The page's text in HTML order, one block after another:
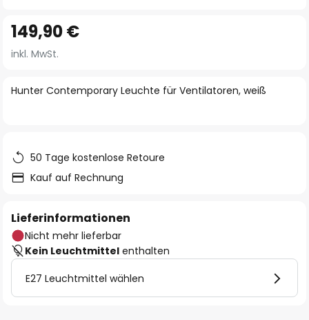
Anfang
der
springen
Hunter Contemporary Leuchte für Ventilatoren, weiß
149,90 €
inkl. MwSt.
50 Tage kostenlose Retoure
Kauf auf Rechnung
Lieferinformationen
Nicht mehr lieferbar
Kein Leuchtmittel enthalten
E27 Leuchtmittel wählen